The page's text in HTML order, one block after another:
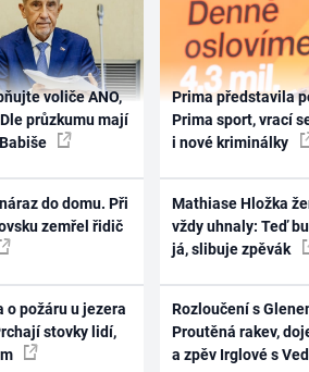
voliče ANO,
průzkumu mají
do domu. Při
zemřel řidič
o požáru u jezera
stovky lidí,
Prima představila
Prima sport, vrací
i nové kriminálky
Mathiase Hložka
vždy uhnaly: Teď
já, slibuje zpěvák
Rozloučení s
Proutěná rakev,
a zpěv Irglové s